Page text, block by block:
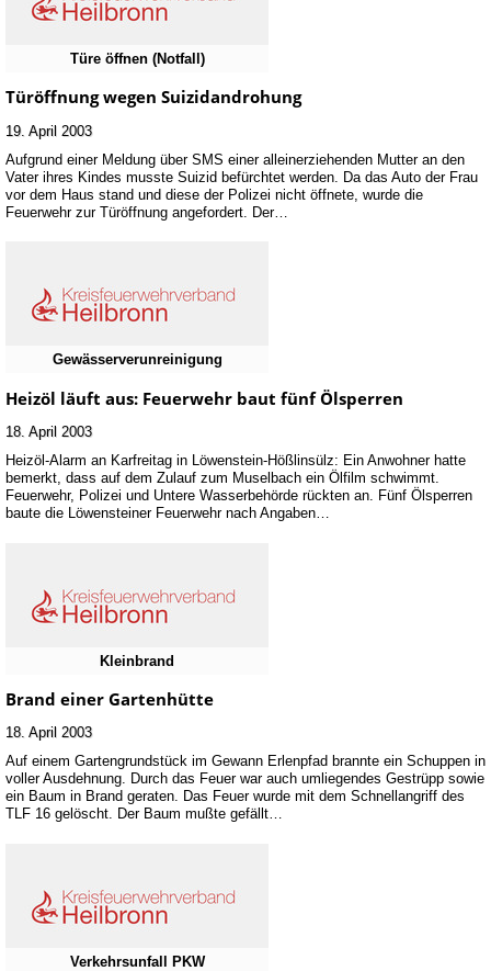
Türe öffnen (Notfall)
Türöffnung wegen Suizidandrohung
19. April 2003
Aufgrund einer Meldung über SMS einer alleinerziehenden Mutter an den
Vater ihres Kindes musste Suizid befürchtet werden. Da das Auto der Frau
vor dem Haus stand und diese der Polizei nicht öffnete, wurde die
Feuerwehr zur Türöffnung angefordert. Der…
Gewässerverunreinigung
Heizöl läuft aus: Feuerwehr baut fünf Ölsperren
18. April 2003
Heizöl-Alarm an Karfreitag in Löwenstein-Hößlinsülz: Ein Anwohner hatte
bemerkt, dass auf dem Zulauf zum Muselbach ein Ölfilm schwimmt.
Feuerwehr, Polizei und Untere Wasserbehörde rückten an. Fünf Ölsperren
baute die Löwensteiner Feuerwehr nach Angaben…
Kleinbrand
Brand einer Gartenhütte
18. April 2003
Auf einem Gartengrundstück im Gewann Erlenpfad brannte ein Schuppen in
voller Ausdehnung. Durch das Feuer war auch umliegendes Gestrüpp sowie
ein Baum in Brand geraten. Das Feuer wurde mit dem Schnellangriff des
TLF 16 gelöscht. Der Baum mußte gefällt…
Verkehrsunfall PKW